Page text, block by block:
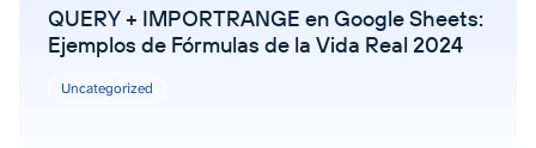
QUERY + IMPORTRANGE en Google Sheets:
Ejemplos de Fórmulas de la Vida Real 2024
Uncategorized